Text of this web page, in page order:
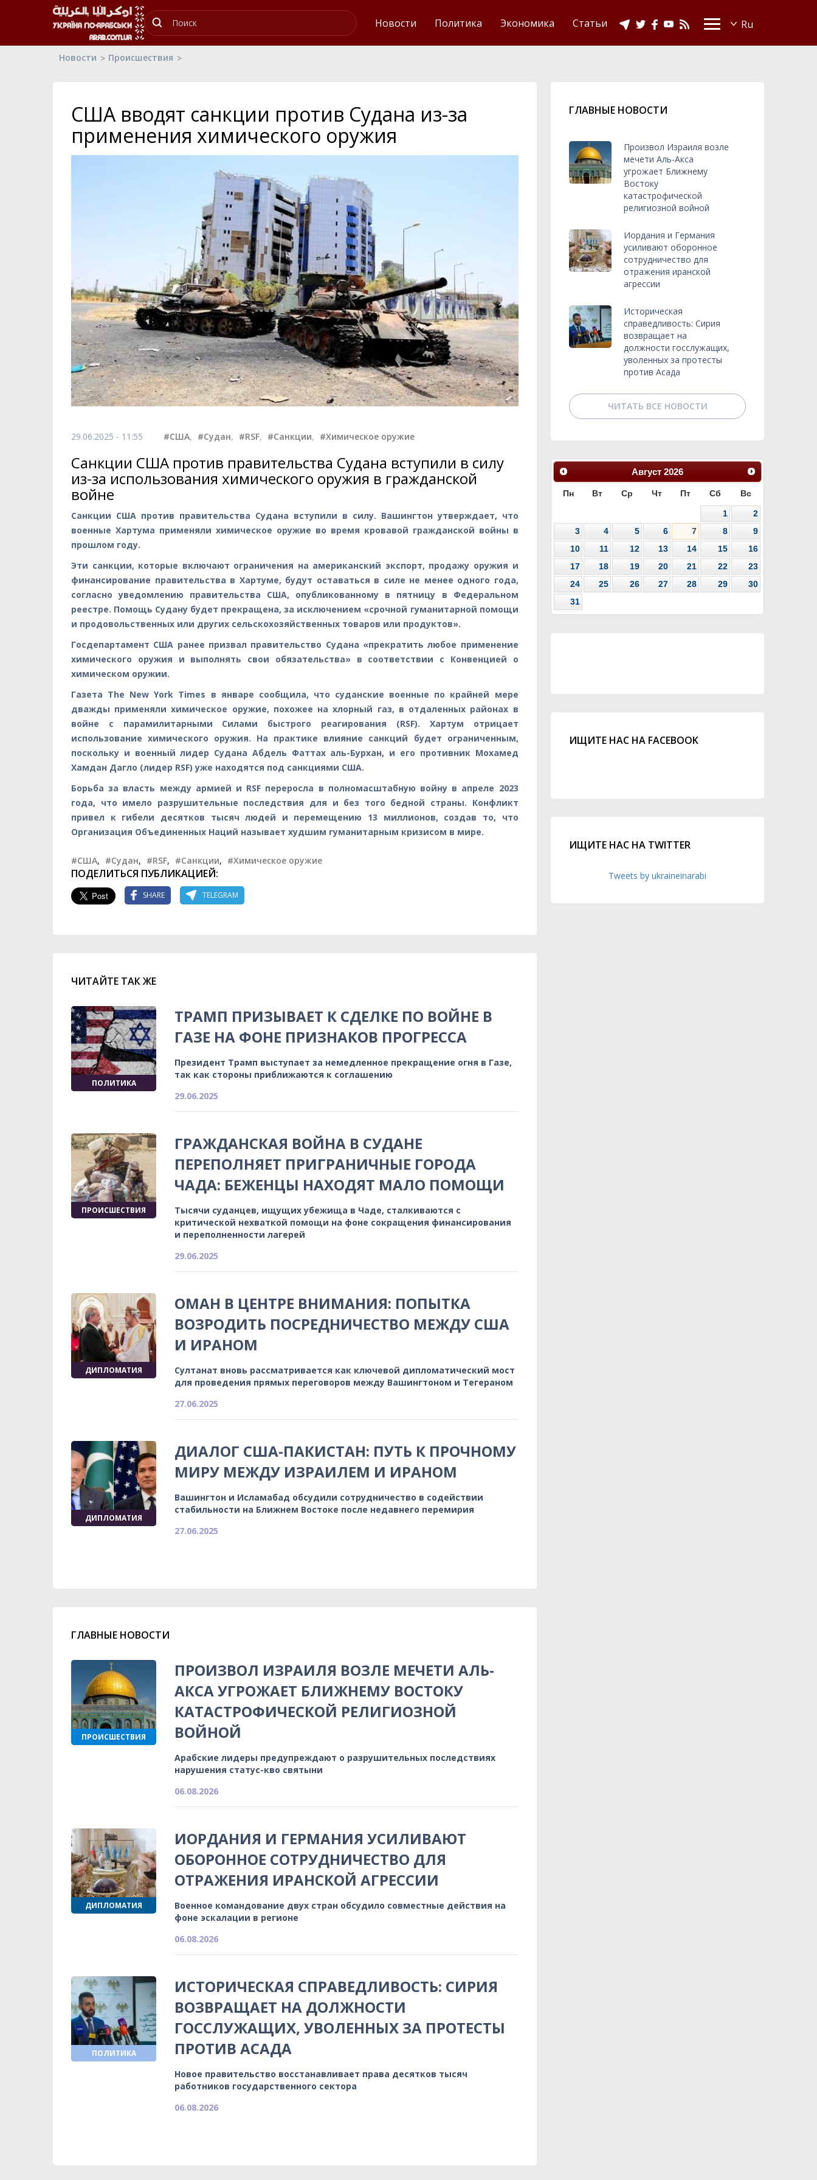
Новости Политика Экономика Статьи
Новости Происшествия
США вводят санкции против Судана из-за
применения химического оружия
29.06.2025 - 11:55 #США, #Судан, #RSF, #Санкции, #Химическое оружие
Санкции США против правительства Судана вступили в силу
из-за использования химического оружия в гражданской
войне
Санкции США против правительства Судана вступили в силу. Вашингтон утверждает, что
военные Хартума применяли химическое оружие во время кровавой гражданской войны в
прошлом году.
Эти санкции, которые включают ограничения на американский экспорт, продажу оружия и
финансирование правительства в Хартуме, будут оставаться в силе не менее одного года,
согласно уведомлению правительства США, опубликованному в пятницу в Федеральном
реестре. Помощь Судану будет прекращена, за исключением «срочной гуманитарной помощи
и продовольственных или других сельскохозяйственных товаров или продуктов».
Госдепартамент США ранее призвал правительство Судана «прекратить любое применение
химического оружия и выполнять свои обязательства» в соответствии с Конвенцией о
химическом оружии.
Газета The New York Times в январе сообщила, что суданские военные по крайней мере
дважды применяли химическое оружие, похожее на хлорный газ, в отдаленных районах в
войне с парамилитарными Силами быстрого реагирования (RSF). Хартум отрицает
использование химического оружия. На практике влияние санкций будет ограниченным,
поскольку и военный лидер Судана Абдель Фаттах аль-Бурхан, и его противник Мохамед
Хамдан Дагло (лидер RSF) уже находятся под санкциями США.
Борьба за власть между армией и RSF переросла в полномасштабную войну в апреле 2023
года, что имело разрушительные последствия для и без того бедной страны. Конфликт
привел к гибели десятков тысяч людей и перемещению 13 миллионов, создав то, что
Организация Объединенных Наций называет худшим гуманитарным кризисом в мире.
#США, #Судан, #RSF, #Санкции, #Химическое оружие
ПОДЕЛИТЬСЯ ПУБЛИКАЦИЕЙ:
SHARE TELEGRAM
ЧИТАЙТЕ ТАК ЖЕ
ПОЛИТИКА
ТРАМП ПРИЗЫВАЕТ К СДЕЛКЕ ПО ВОЙНЕ В
ГАЗЕ НА ФОНЕ ПРИЗНАКОВ ПРОГРЕССА
Президент Трамп выступает за немедленное прекращение огня в Газе,
так как стороны приближаются к соглашению
29.06.2025
ПРОИСШЕСТВИЯ
ГРАЖДАНСКАЯ ВОЙНА В СУДАНЕ
ПЕРЕПОЛНЯЕТ ПРИГРАНИЧНЫЕ ГОРОДА
ЧАДА: БЕЖЕНЦЫ НАХОДЯТ МАЛО ПОМОЩИ
Тысячи суданцев, ищущих убежища в Чаде, сталкиваются с
критической нехваткой помощи на фоне сокращения финансирования
и переполненности лагерей
29.06.2025
ДИПЛОМАТИЯ
ОМАН В ЦЕНТРЕ ВНИМАНИЯ: ПОПЫТКА
ВОЗРОДИТЬ ПОСРЕДНИЧЕСТВО МЕЖДУ США
И ИРАНОМ
Султанат вновь рассматривается как ключевой дипломатический мост
для проведения прямых переговоров между Вашингтоном и Тегераном
27.06.2025
ДИПЛОМАТИЯ
ДИАЛОГ США-ПАКИСТАН: ПУТЬ К ПРОЧНОМУ
МИРУ МЕЖДУ ИЗРАИЛЕМ И ИРАНОМ
Вашингтон и Исламабад обсудили сотрудничество в содействии
стабильности на Ближнем Востоке после недавнего перемирия
27.06.2025
ГЛАВНЫЕ НОВОСТИ
ПРОИСШЕСТВИЯ
ПРОИЗВОЛ ИЗРАИЛЯ ВОЗЛЕ МЕЧЕТИ АЛЬ-
АКСА УГРОЖАЕТ БЛИЖНЕМУ ВОСТОКУ
КАТАСТРОФИЧЕСКОЙ РЕЛИГИОЗНОЙ
ВОЙНОЙ
Арабские лидеры предупреждают о разрушительных последствиях
нарушения статус-кво святыни
06.08.2026
ДИПЛОМАТИЯ
ИОРДАНИЯ И ГЕРМАНИЯ УСИЛИВАЮТ
ОБОРОННОЕ СОТРУДНИЧЕСТВО ДЛЯ
ОТРАЖЕНИЯ ИРАНСКОЙ АГРЕССИИ
Военное командование двух стран обсудило совместные действия на
фоне эскалации в регионе
06.08.2026
ПОЛИТИКА
ИСТОРИЧЕСКАЯ СПРАВЕДЛИВОСТЬ: СИРИЯ
ВОЗВРАЩАЕТ НА ДОЛЖНОСТИ
ГОССЛУЖАЩИХ, УВОЛЕННЫХ ЗА ПРОТЕСТЫ
ПРОТИВ АСАДА
Новое правительство восстанавливает права десятков тысяч
работников государственного сектора
06.08.2026
ГЛАВНЫЕ НОВОСТИ
Произвол Израиля возле
мечети Аль-Акса
угрожает Ближнему
Востоку
катастрофической
религиозной войной
Иордания и Германия
усиливают оборонное
сотрудничество для
отражения иранской
агрессии
Историческая
справедливость: Сирия
возвращает на
должности госслужащих,
уволенных за протесты
против Асада
ЧИТАТЬ ВСЕ НОВОСТИ
Август 2026
Пн Вт Ср Чт Пт Сб Вс
1
2
3
4 5 6 7 8
9
10
11 12 13 14 15
16
17
18 19 20 21 22
23
24
25 26 27 28 29
30
31
ИЩИТЕ НАС НА FACEBOOK
ИЩИТЕ НАС НА TWITTER
Tweets by ukraineinarabi